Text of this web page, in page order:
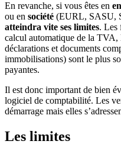
En revanche, si vous êtes en
ou en société (EURL, SASU,
atteindra vite ses limites. Les
calcul automatique de la TVA,
déclarations et documents
immobilisations) sont le plus
payantes.
Il est donc important de bien
logiciel de comptabilité. Les
démarrage mais elles
Les limites